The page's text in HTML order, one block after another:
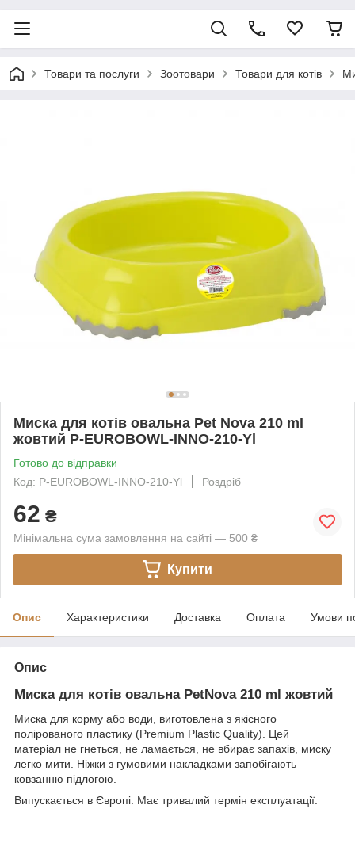
Товари та послуги Зоотовари Товари для котів
Миска для котів овальна Pet Nova 210 ml
жовтий P-EUROBOWL-INNO-210-Yl
Готово до відправки
Код: P-EUROBOWL-INNO-210-Yl
Роздріб
62 ₴
Мінімальна сума замовлення на сайті — 500 ₴
Купити
Опис Характеристики Доставка Оплата Умови
Опис
Миска для котів овальна PetNova 210 ml жовтий
Миска для корму або води, виготовлена з якісного
полірованого пластику (Premium Plastic Quality). Цей
матеріал не гнеться, не ламається, не вбирає запахів, миску
легко мити. Ніжки з гумовими накладками запобігають
ковзанню підлогою.
Випускається в Європі. Має тривалий термін експлуатації.